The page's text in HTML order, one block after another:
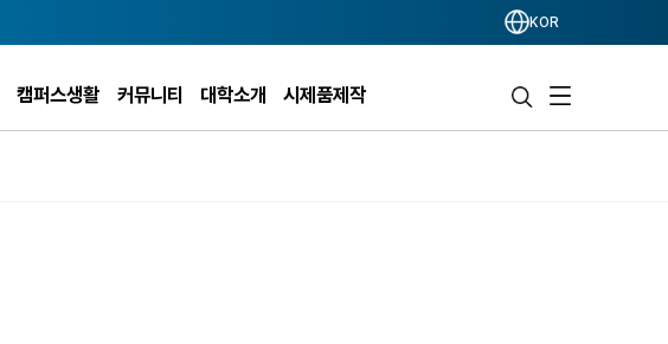
KOR
캠퍼스생활 커뮤니티 대학소개 시제품제작